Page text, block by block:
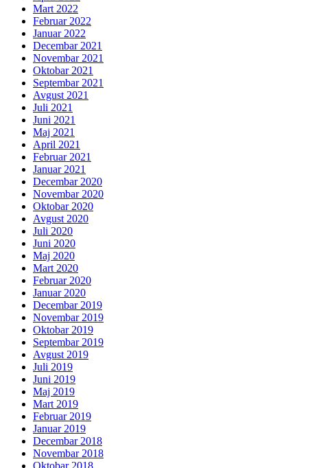
Mart 2022
Februar 2022
Januar 2022
Decembar 2021
Novembar 2021
Oktobar 2021
Septembar 2021
Avgust 2021
Juli 2021
Juni 2021
Maj 2021
April 2021
Februar 2021
Januar 2021
Decembar 2020
Novembar 2020
Oktobar 2020
Avgust 2020
Juli 2020
Juni 2020
Maj 2020
Mart 2020
Februar 2020
Januar 2020
Decembar 2019
Novembar 2019
Oktobar 2019
Septembar 2019
Avgust 2019
Juli 2019
Juni 2019
Maj 2019
Mart 2019
Februar 2019
Januar 2019
Decembar 2018
Novembar 2018